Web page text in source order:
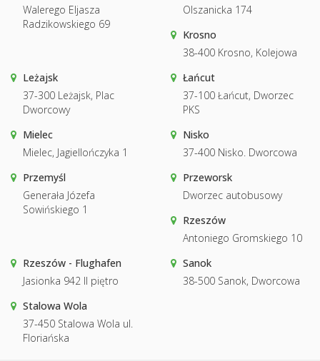
Walerego Eljasza
Radzikowskiego 69
Olszanicka 174
Krosno
38-400 Krosno, Kolejowa
Leżajsk
37-300 Leżajsk, Plac
Dworcowy
Łańcut
37-100 Łańcut, Dworzec
PKS
Mielec
Mielec, Jagiellończyka 1
Nisko
37-400 Nisko. Dworcowa
Przemyśl
Generała Józefa
Sowińskiego 1
Przeworsk
Dworzec autobusowy
Rzeszów
Antoniego Gromskiego 10
Rzeszów - Flughafen
Jasionka 942 II piętro
Sanok
38-500 Sanok, Dworcowa
Stalowa Wola
37-450 Stalowa Wola ul.
Floriańska